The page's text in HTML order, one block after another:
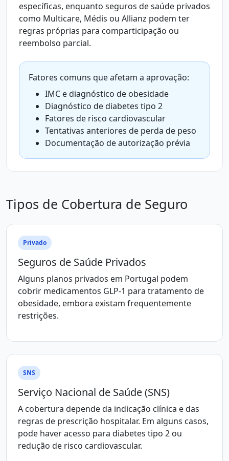
específicas, enquanto seguros de saúde privados
como Multicare, Médis ou Allianz podem ter
regras próprias para comparticipação ou
reembolso parcial.
Fatores comuns que afetam a aprovação:
IMC e diagnóstico de obesidade
Diagnóstico de diabetes tipo 2
Fatores de risco cardiovascular
Tentativas anteriores de perda de peso
Documentação de autorização prévia
Tipos de Cobertura de Seguro
Privado
Seguros de Saúde Privados
Alguns planos privados em Portugal podem
cobrir medicamentos GLP-1 para tratamento de
obesidade, embora existam frequentemente
restrições.
SNS
Serviço Nacional de Saúde (SNS)
A cobertura depende da indicação clínica e das
regras de prescrição hospitalar. Em alguns casos,
pode haver acesso para diabetes tipo 2 ou
redução de risco cardiovascular.